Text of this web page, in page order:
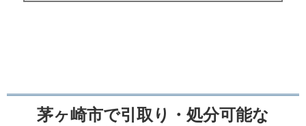
茅ヶ崎市で引取り・処分可能な